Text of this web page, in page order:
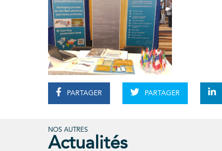
PARTAGER PARTAGER
NOS AUTRES
Actualités